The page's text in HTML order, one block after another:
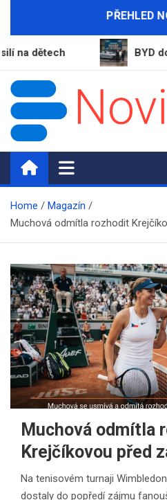
PŘEHLED
BYD
NovinkyCZ.cz
Magazín novinek a informací
Home
Magazín
Muchová odmítla rozhodit
Muchová odmítla
Krejčíkovou před
Na tenisovém turnaji
dostaly do popředí zájmu